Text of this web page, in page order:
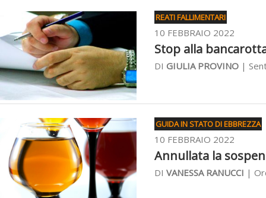
REATI FALLIMENTARI
10 FEBBRAIO 2022
Stop alla
DI GIULIA PROVINO |
GUIDA IN STATO DI EBBREZZA
10 FEBBRAIO 2022
Annullata la
DI VANESSA RANUCCI |